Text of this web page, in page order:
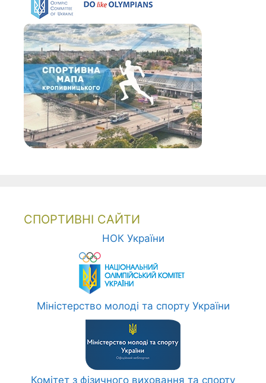
СПОРТИВНІ САЙТИ
НОК України
Міністерство молоді та спорту України
Комітет з фізичного виховання та спорту